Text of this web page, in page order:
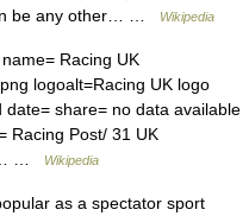
be any other… …
Wikipedia
Racing UK
logoalt=Racing UK logo
share= no data available
Racing Post/ 31 UK
…
Wikipedia
as a spectator sport